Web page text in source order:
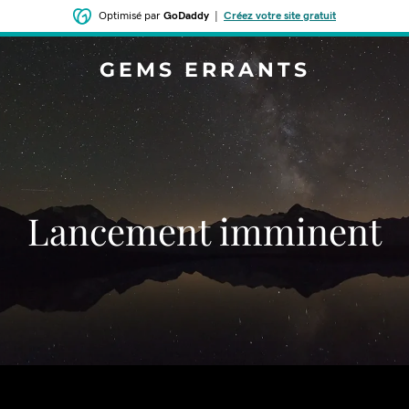
Optimisé par GoDaddy Créez votre site gratuit
GEMS ERRANTS
Lancement imminent